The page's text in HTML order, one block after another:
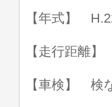
【年式】
【走行距離
【車検】 検